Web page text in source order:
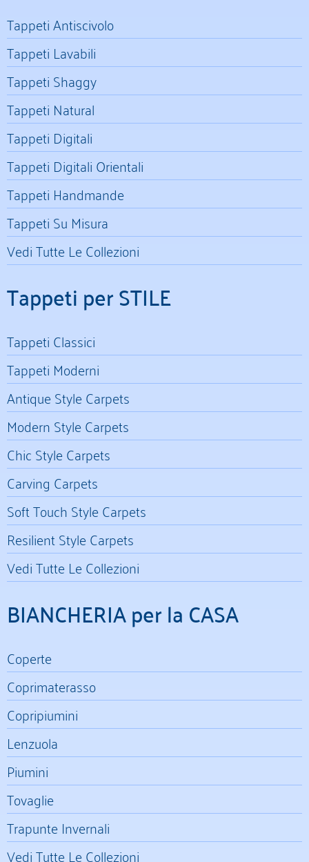
Tappeti Antiscivolo
Tappeti Lavabili
Tappeti Shaggy
Tappeti Natural
Tappeti Digitali
Tappeti Digitali Orientali
Tappeti Handmande
Tappeti Su Misura
Vedi Tutte Le Collezioni
Tappeti per STILE
Tappeti Classici
Tappeti Moderni
Antique Style Carpets
Modern Style Carpets
Chic Style Carpets
Carving Carpets
Soft Touch Style Carpets
Resilient Style Carpets
Vedi Tutte Le Collezioni
BIANCHERIA per la CASA
Coperte
Coprimaterasso
Copripiumini
Lenzuola
Piumini
Tovaglie
Trapunte Invernali
Vedi Tutte Le Collezioni